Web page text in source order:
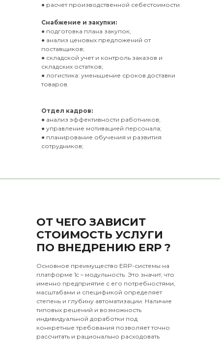
● расчет производственной себестоимости.
Снабжение и закупки:
● подготовка плана закупок;
● анализ ценовых предложений от
поставщиков;
● складской учет и контроль заказов и
складских остатков;
● логистика: уменьшение сроков доставки
товаров.
Отдел кадров:
● анализ эффективности работников;
● управление мотивацией персонала;
● планирование обучения и развития
сотрудников;
ОТ ЧЕГО ЗАВИСИТ
СТОИМОСТЬ УСЛУГИ
ПО ВНЕДРЕНИЮ ERP ?
Основное преимущество ERP-системы на
платформе 1c – модульность. Это значит, что
именно предприятие с его потребностями,
масштабами и спецификой определяет
степень и глубину автоматизации. Наличие
типовых решений и возможность
индивидуальной доработки под
конкретные требования позволяет точно
рассчитать и рационально расходовать